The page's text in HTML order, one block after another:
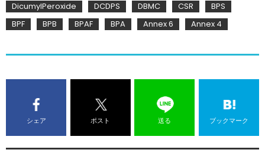
DicumylPeroxide
DCDPS DBMC CSR
BPS
BPF
BPB BPAF BPA Annex 6 Annex 4
シェア ポスト 送る ブックマーク